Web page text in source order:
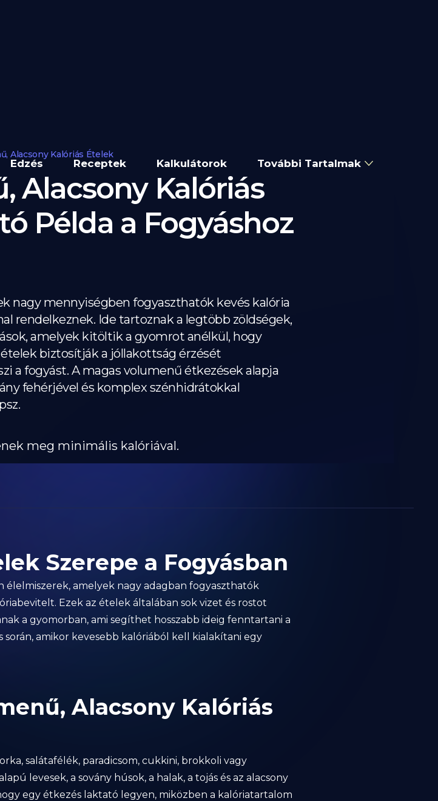
Edzés Receptek Kalkulátorok További Tartalmak
Alacsony Kalóriás Ételek
Alacsony Kalóriás
Példa a Fogyáshoz
nagy mennyiségben fogyaszthatók kevés kalória
rendelkeznek. Ide tartoznak a legtöbb zöldségek,
amelyek kitöltik a gyomrot anélkül, hogy
biztosítják a jóllakottság érzését
a fogyást. A magas volumenű étkezések alapja
fehérjével és komplex szénhidrátokkal
meg minimális kalóriával.
Szerepe a Fogyásban
élelmiszerek, amelyek nagy adagban fogyaszthatók
Ezek az ételek általában sok vizet és rostot
a gyomorban, ami segíthet hosszabb ideig fenntartani a
amikor kevesebb kalóriából kell kialakítani egy
Alacsony Kalóriás
salátafélék, paradicsom, cukkini, brokkoli vagy
levesek, a sovány húsok, a halak, a tojás és az alacsony
egy étkezés laktató legyen, miközben a kalóriatartalom